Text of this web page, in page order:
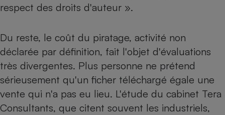
respect des droits d'auteur ».
Du reste, le coût du piratage, activité non
déclarée par définition, fait l'objet d'évaluations
très divergentes. Plus personne ne prétend
sérieusement qu'un ficher téléchargé égale une
vente qui n'a pas eu lieu. L'étude du cabinet Tera
Consultants, que citent souvent les industriels,